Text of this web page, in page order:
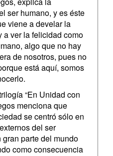
ser humano, y es éste
viene a develar la
a ver la felicidad como
algo que no hay
de nosotros, pues no
está aquí, somos
“En Unidad con
menciona que
se centró sólo en
del ser
parte del mundo
como consecuencia